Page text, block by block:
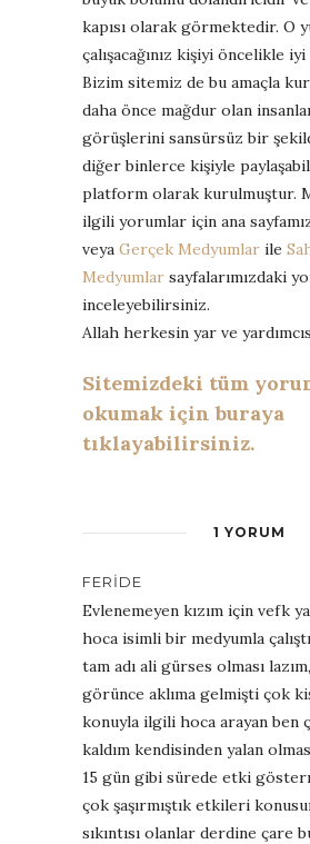
kapısı olarak görmektedir. O
çalışacağınız kişiyi öncelikle iyi
Bizim sitemiz de bu amaçla
daha önce mağdur olan
görüşlerini sansürsüz bir
diğer binlerce kişiyle
platform olarak kurulmuştur.
ilgili yorumlar için ana
veya Gerçek Medyumlar ile
Medyumlar sayfalarımızdaki
inceleyebilirsiniz.
Allah herkesin yar ve
Sitemizdeki tüm
okumak için buraya
tıklayabilirsiniz.
1 YORUM
FERIDE
Evlenemeyen kızım için vefk
hoca isimli bir medyumla
tam adı ali gürses olması
görünce aklıma gelmişti çok
konuyla ilgili hoca arayan ben
kaldım kendisinden yalan
15 gün gibi sürede etki
çok şaşırmıştık etkileri
sıkıntısı olanlar derdine çare